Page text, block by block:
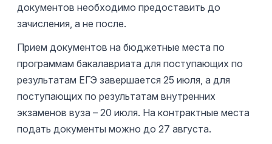
документов необходимо предоставить до
зачисления, а не после.
Прием документов на бюджетные места по
программам бакалавриата для поступающих по
результатам ЕГЭ завершается 25 июля, а для
поступающих по результатам внутренних
экзаменов вуза – 20 июля. На контрактные места
подать документы можно до 27 августа.